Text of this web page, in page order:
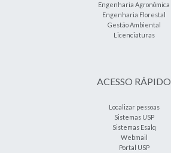
Engenharia Agronômica
Engenharia Florestal
Gestão Ambiental
Licenciaturas
ACESSO RÁPIDO
Localizar pessoas
Sistemas USP
Sistemas Esalq
Webmail
Portal USP